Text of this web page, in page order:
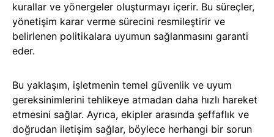
kurallar ve yönergeler oluşturmayı içerir. Bu süreçler,
yönetişim karar verme sürecini resmileştirir ve
belirlenen politikalara uyumun sağlanmasını garanti
eder.
Bu yaklaşım, işletmenin temel güvenlik ve uyum
gereksinimlerini tehlikeye atmadan daha hızlı hareket
etmesini sağlar. Ayrıca, ekipler arasında şeffaflık ve
doğrudan iletişim sağlar, böylece herhangi bir sorun